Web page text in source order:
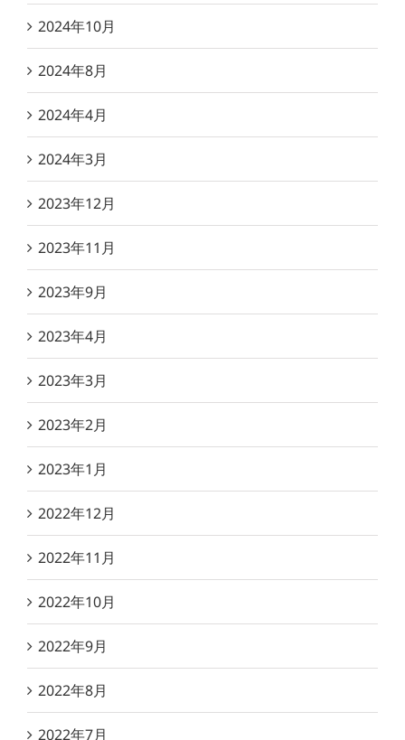
2024年10月
2024年8月
2024年4月
2024年3月
2023年12月
2023年11月
2023年9月
2023年4月
2023年3月
2023年2月
2023年1月
2022年12月
2022年11月
2022年10月
2022年9月
2022年8月
2022年7月